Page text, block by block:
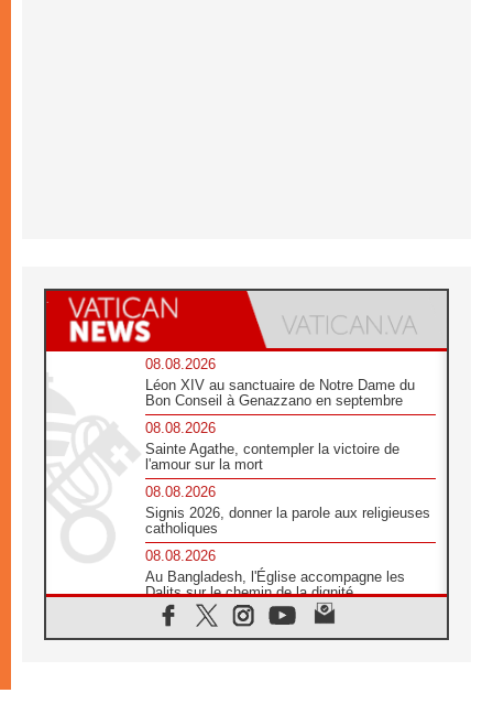
08.08.2026
Léon XIV au sanctuaire de Notre Dame du
Bon Conseil à Genazzano en septembre
08.08.2026
Sainte Agathe, contempler la victoire de
l'amour sur la mort
08.08.2026
Signis 2026, donner la parole aux religieuses
catholiques
08.08.2026
Au Bangladesh, l'Église accompagne les
Dalits sur le chemin de la dignité
07.08.2026
Philippines: le vicariat apostolique de